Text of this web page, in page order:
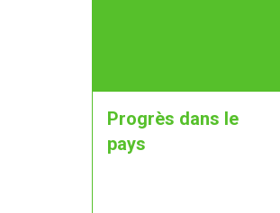
Progrès dans le
pays